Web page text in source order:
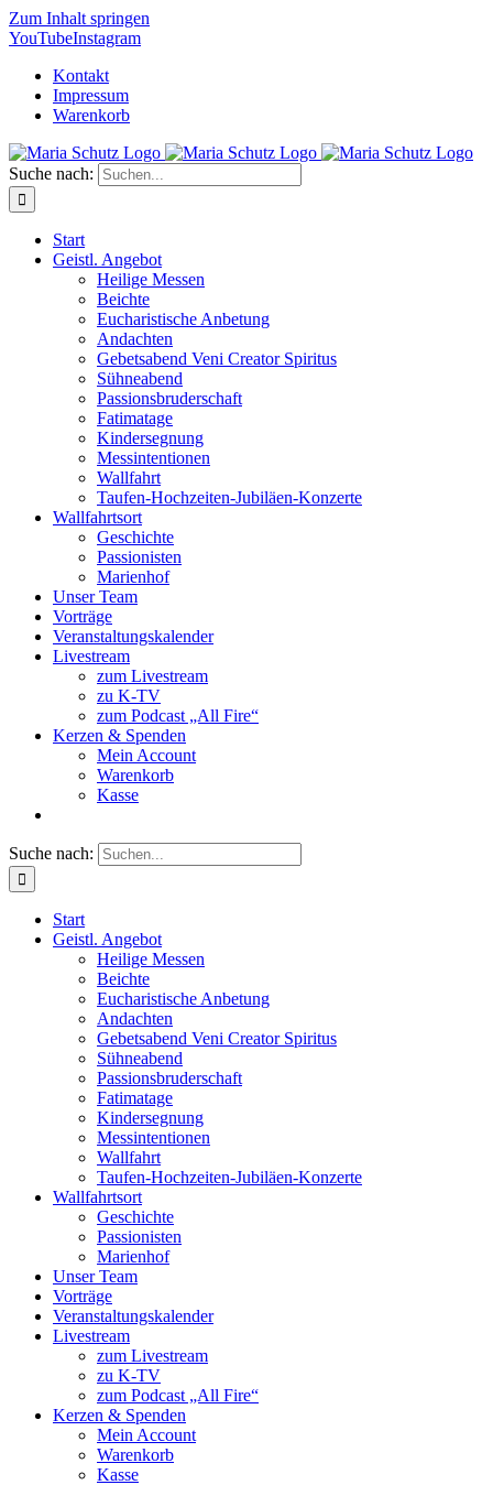
Zum Inhalt springen
YouTubeInstagram
Kontakt
Impressum
Warenkorb
Suche nach:
Start
Geistl. Angebot
Heilige Messen
Beichte
Eucharistische Anbetung
Andachten
Gebetsabend Veni Creator Spiritus
Sühneabend
Passionsbruderschaft
Fatimatage
Kindersegnung
Messintentionen
Wallfahrt
Taufen-Hochzeiten-Jubiläen-Konzerte
Wallfahrtsort
Geschichte
Passionisten
Marienhof
Unser Team
Vorträge
Veranstaltungskalender
Livestream
zum Livestream
zu K-TV
zum Podcast „All Fire“
Kerzen & Spenden
Mein Account
Warenkorb
Kasse
Suche nach:
Start
Geistl. Angebot
Heilige Messen
Beichte
Eucharistische Anbetung
Andachten
Gebetsabend Veni Creator Spiritus
Sühneabend
Passionsbruderschaft
Fatimatage
Kindersegnung
Messintentionen
Wallfahrt
Taufen-Hochzeiten-Jubiläen-Konzerte
Wallfahrtsort
Geschichte
Passionisten
Marienhof
Unser Team
Vorträge
Veranstaltungskalender
Livestream
zum Livestream
zu K-TV
zum Podcast „All Fire“
Kerzen & Spenden
Mein Account
Warenkorb
Kasse